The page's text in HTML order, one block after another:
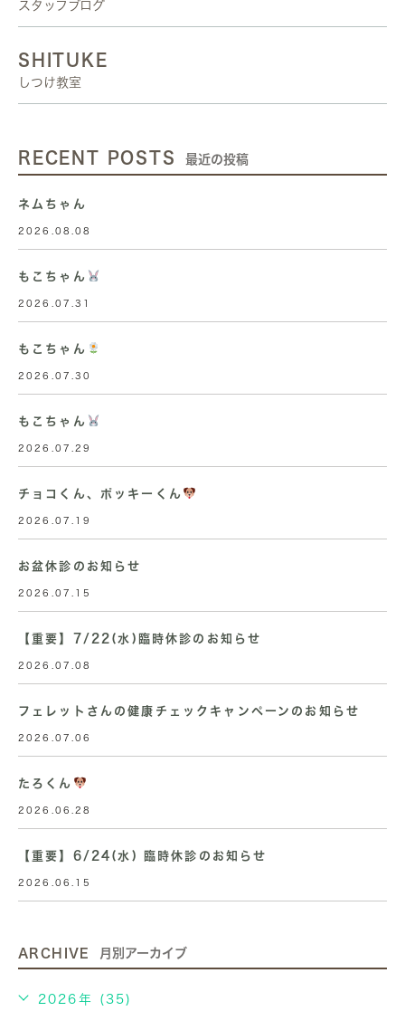
スタッフブログ
SHITUKE
しつけ教室
RECENT POSTS 最近の投稿
ネムちゃん
2026.08.08
もこちゃん
2026.07.31
もこちゃん
2026.07.30
もこちゃん
2026.07.29
チョコくん、ポッキーくん
2026.07.19
お盆休診のお知らせ
2026.07.15
【重要】7/22(水)臨時休診のお知らせ
2026.07.08
フェレットさんの健康チェックキャンペーンのお知らせ
2026.07.06
たろくん
2026.06.28
【重要】6/24(水) 臨時休診のお知らせ
2026.06.15
ARCHIVE 月別アーカイブ
2026年 (35)